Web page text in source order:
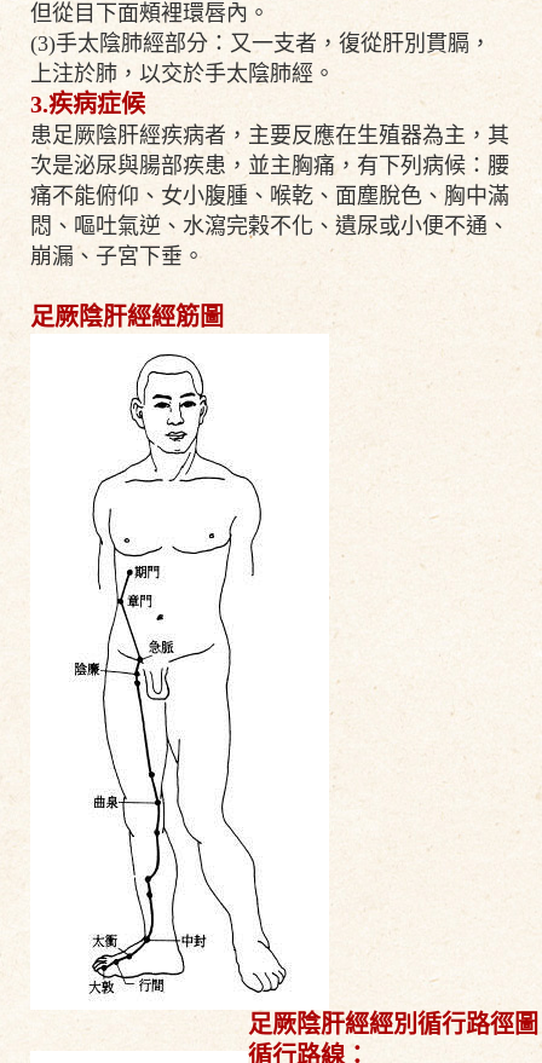
但從目下面頰裡環唇內。
(3)手太陰肺經部分：又一支者，復從肝別貫膈，
上注於肺，以交於手太陰肺經。
3.疾病症候
患足厥陰肝經疾病者，主要反應在生殖器為主，其
次是泌尿與腸部疾患，並主胸痛，有下列病候：腰
痛不能俯仰、女小腹腫、喉乾、面塵脫色、胸中滿
悶、嘔吐氣逆、水瀉完榖不化、遺尿或小便不通、
崩漏、子宮下垂。
足厥陰肝經經筋圖
足厥陰肝經經別循行路徑圖
循行路線：